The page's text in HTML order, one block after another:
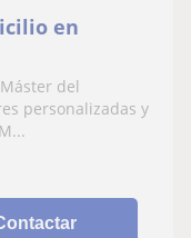
en
del
personalizadas y